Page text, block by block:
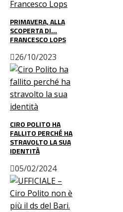
PRIMAVERA, ALLA
SCOPERTA DI…
FRANCESCO LOPS
26/10/2023
CIRO POLITO HA
FALLITO PERCHÉ HA
STRAVOLTO LA SUA
IDENTITÀ
05/02/2024